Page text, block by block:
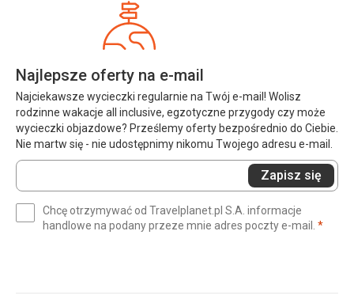
Najlepsze oferty na e-mail
Najciekawsze wycieczki regularnie na Twój e-mail! Wolisz
rodzinne wakacje all inclusive, egzotyczne przygody czy może
wycieczki objazdowe? Prześlemy oferty bezpośrednio do Ciebie.
Nie martw się - nie udostępnimy nikomu Twojego adresu e-mail.
Wprowadź
swój
(wymagane)
Zapisz się
Chcę otrzymywać od Travelplanet.pl S.A. informacje
handlowe na podany przeze mnie adres poczty e-mail. *